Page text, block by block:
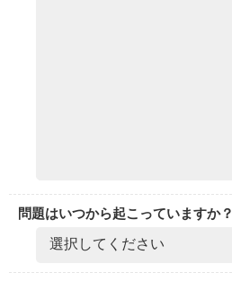
問題はいつから起こっていますか？